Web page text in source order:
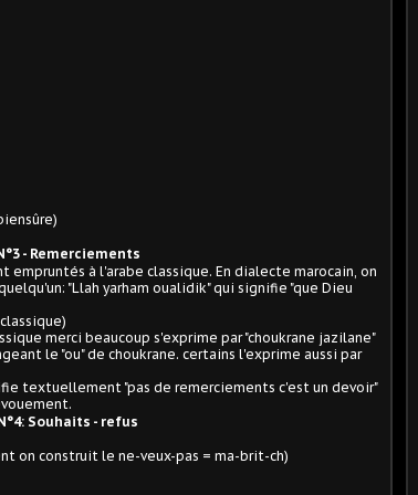
- Remerciements
empruntés à l'arabe classique. En dialecte marocain, on
"Llah yarham oualidik" qui signifie "que Dieu
merci beaucoup s'exprime par "choukrane jazilane"
le "ou" de choukrane. certains l'exprime aussi par
textuellement "pas de remerciements c'est un devoir"
Souhaits - refus
on construit le ne-veux-pas = ma-brit-ch)